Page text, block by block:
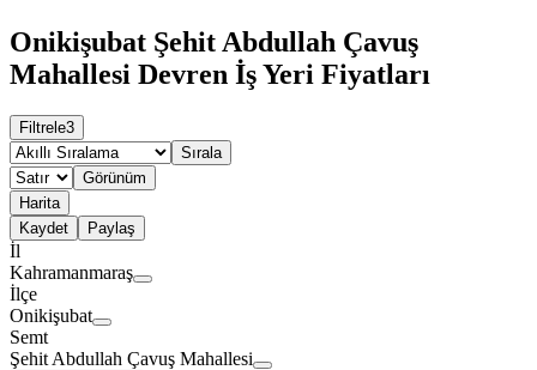
Onikişubat Şehit Abdullah Çavuş
Mahallesi Devren İş Yeri Fiyatları
Filtrele3
Sırala
Görünüm
Harita
Kaydet
Paylaş
İl
Kahramanmaraş
İlçe
Onikişubat
Semt
Şehit Abdullah Çavuş Mahallesi